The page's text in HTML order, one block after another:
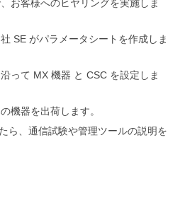
お客様へのヒヤリングを実施しま
SE がパラメータシートを作成しま
って MX 機器 と CSC を設定しま
機器を出荷します。
ら、通信試験や管理ツールの説明を